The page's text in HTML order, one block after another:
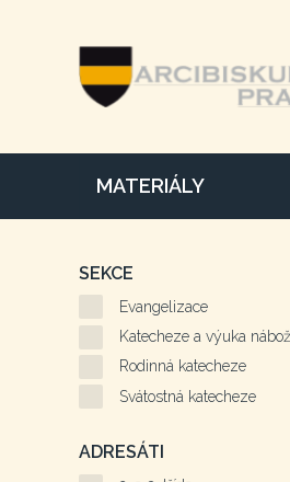
MATERIÁLY
SEKCE
Evangelizace
Katecheze a výuka
Rodinná katecheze
Svátostná katecheze
ADRESÁTI